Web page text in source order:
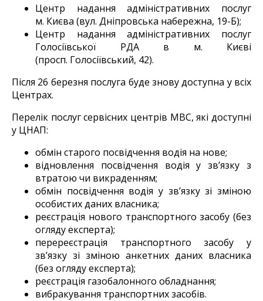
Центр надання адміністративних послуг
м. Києва (вул. Дніпровська набережна, 19-Б);
Центр надання адміністративних послуг
Голосіївської РДА в м. Києві
(просп. Голосіївський, 42).
Після 26 березня послуга буде знову доступна у всіх
Центрах.
Перелік послуг сервісних центрів МВС, які доступні
у ЦНАП:
обмін старого посвідчення водія на нове;
відновлення посвідчення водія у зв’язку з
втратою чи викраденням;
обмін посвідчення водія у зв’язку зі зміною
особистих даних власника;
реєстрація нового транспортного засобу (без
огляду експерта);
перереєстрація транспортного засобу у
зв’язку зі зміною анкетних даних власника
(без огляду експерта);
реєстрація газобалонного обладнання;
вибракування транспортних засобів.